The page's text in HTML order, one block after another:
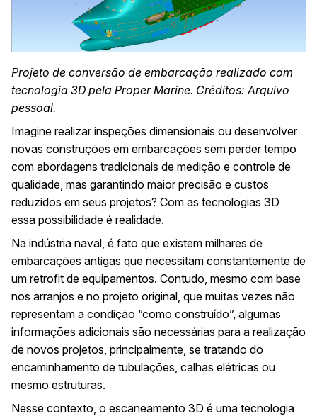
Projeto de conversão de embarcação realizado com
tecnologia 3D pela Proper Marine. Créditos: Arquivo
pessoal.
Imagine realizar inspeções dimensionais ou desenvolver
novas construções em embarcações sem perder tempo
com abordagens tradicionais de medição e controle de
qualidade, mas garantindo maior precisão e custos
reduzidos em seus projetos? Com as tecnologias 3D
essa possibilidade é realidade.
Na indústria naval, é fato que existem milhares de
embarcações antigas que necessitam constantemente de
um retrofit de equipamentos. Contudo, mesmo com base
nos arranjos e no projeto original, que muitas vezes não
representam a condição “como construído”, algumas
informações adicionais são necessárias para a realização
de novos projetos, principalmente, se tratando do
encaminhamento de tubulações, calhas elétricas ou
mesmo estruturas.
Nesse contexto, o escaneamento 3D é uma tecnologia